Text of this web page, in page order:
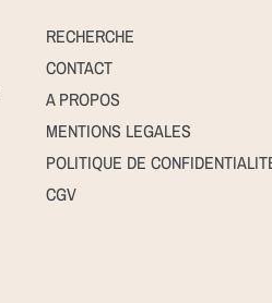
RECHERCHE
CONTACT
A PROPOS
MENTIONS LEGALES
POLITIQUE DE
CGV